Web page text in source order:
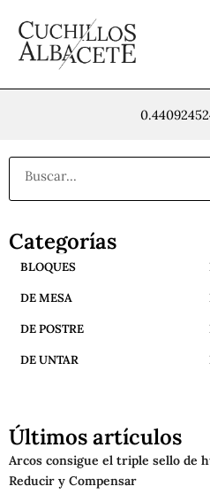
contenido
Buscar
Categorías
BLOQUES
DE MESA
DE POSTRE
DE UNTAR
Últimos artículos
Arcos consigue el triple sello de
Reducir y Compensar